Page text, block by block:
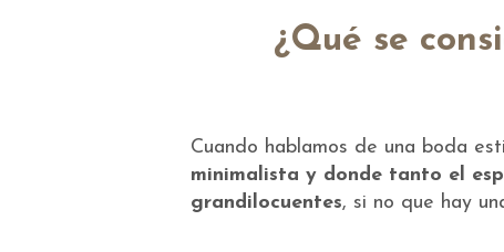
¿Qué se
Cuando hablamos de una boda
minimalista y donde tanto el
grandilocuentes, si no que hay